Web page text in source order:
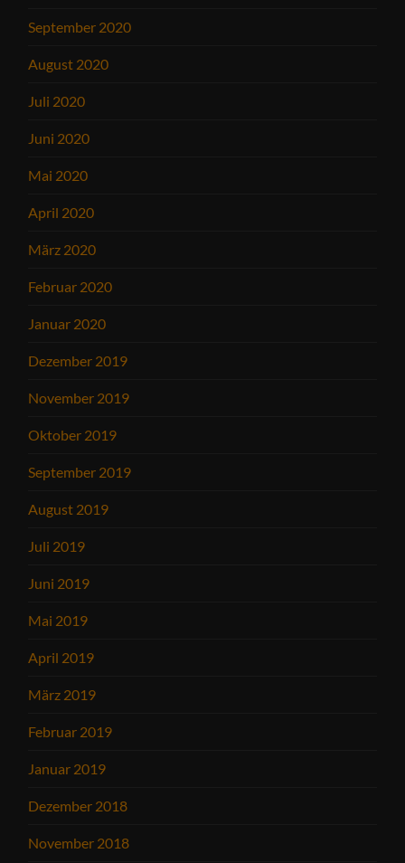
September 2020
August 2020
Juli 2020
Juni 2020
Mai 2020
April 2020
März 2020
Februar 2020
Januar 2020
Dezember 2019
November 2019
Oktober 2019
September 2019
August 2019
Juli 2019
Juni 2019
Mai 2019
April 2019
März 2019
Februar 2019
Januar 2019
Dezember 2018
November 2018